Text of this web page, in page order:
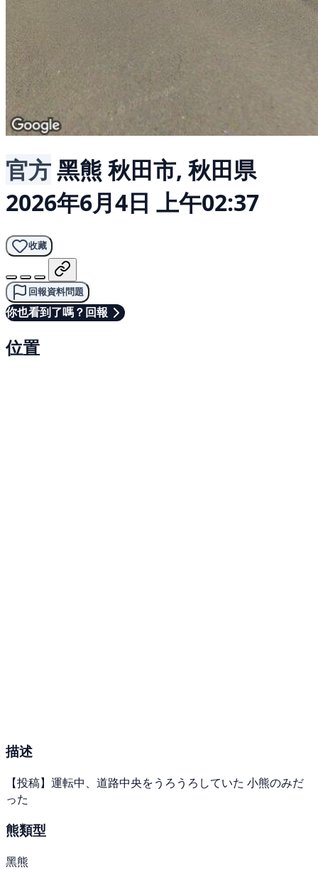
官方黑熊 秋田市, 秋田県
2026年6月4日 上午02:37
收藏
回報資料問題
你也看到了嗎？回報
位置
描述
【投稿】運転中、道路中央をうろうろしていた 小熊のみだ
った
熊類型
黑熊